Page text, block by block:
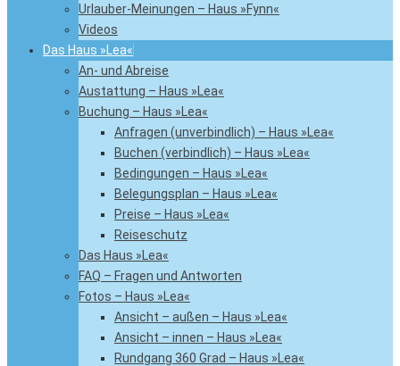
Urlauber-Meinungen – Haus »Fynn«
Videos
Das Haus »Lea«
An- und Abreise
Austattung – Haus »Lea«
Buchung – Haus »Lea«
Anfragen (unverbindlich) – Haus »Lea«
Buchen (verbindlich) – Haus »Lea«
Bedingungen – Haus »Lea«
Belegungsplan – Haus »Lea«
Preise – Haus »Lea«
Reiseschutz
Das Haus »Lea«
FAQ – Fragen und Antworten
Fotos – Haus »Lea«
Ansicht – außen – Haus »Lea«
Ansicht – innen – Haus »Lea«
Rundgang 360 Grad – Haus »Lea«